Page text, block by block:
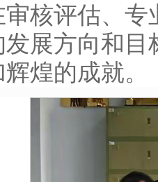
核评估、
展方向和
煌的成就。